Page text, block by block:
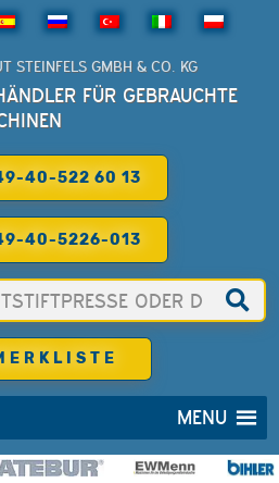
STEINFELS GMBH & CO. KG
FÜR GEBRAUCHTE
40-522 60 13
40-5226-013
MENU